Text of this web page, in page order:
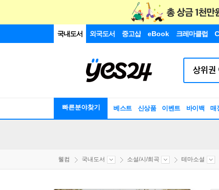
국내도서 외국도서 중고샵 eBook 크레마클럽
빠른분야찾기 베스트 신상품 이벤트 바이백 매
웰컴 국내도서 소설/시/희곡 테마소설